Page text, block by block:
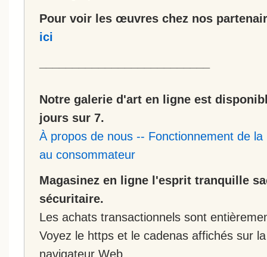
Pour voir les œuvres chez nos
ici
Notre galerie d'art en ligne est
jours sur 7.
À propos de nous -- Fonctionnement de
au consommateur
Magasinez en ligne l'esprit tranquille
sécuritaire.
Les achats transactionnels sont
Voyez le https et le cadenas affichés sur
navigateur Web